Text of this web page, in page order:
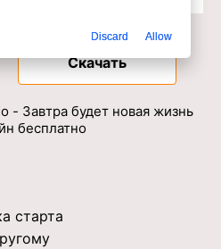
Скачать
- Завтра будет новая жизнь
бесплатно
старта
Discard Allow